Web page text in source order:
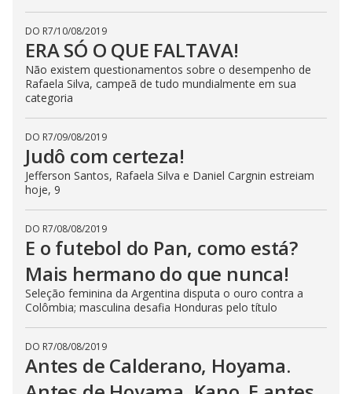
DO R7/10/08/2019
ERA SÓ O QUE FALTAVA!
Não existem questionamentos sobre o desempenho de
Rafaela Silva, campeã de tudo mundialmente em sua
categoria
DO R7/09/08/2019
Judô com certeza!
Jefferson Santos, Rafaela Silva e Daniel Cargnin estreiam
hoje, 9
DO R7/08/08/2019
E o futebol do Pan, como está?
Mais hermano do que nunca!
Seleção feminina da Argentina disputa o ouro contra a
Colômbia; masculina desafia Honduras pelo título
DO R7/08/08/2019
Antes de Calderano, Hoyama.